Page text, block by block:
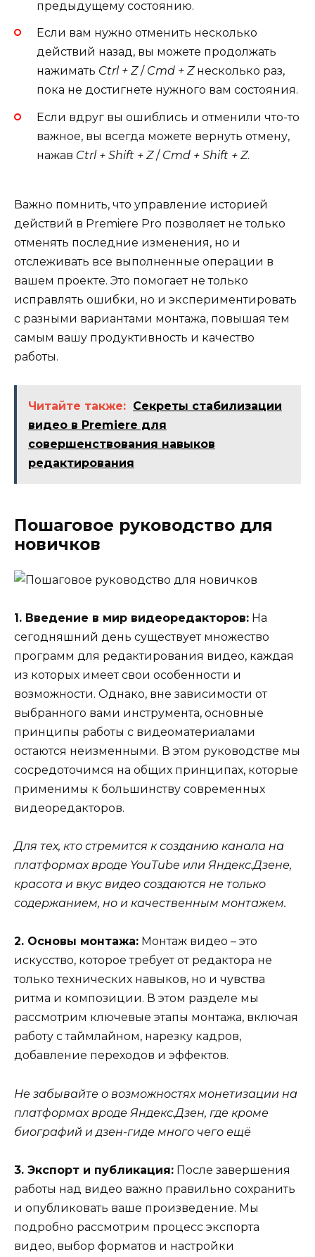
предыдущему состоянию.
Если вам нужно отменить несколько
действий назад, вы можете продолжать
нажимать Ctrl + Z/ Cmd + Zнесколько раз,
пока не достигнете нужного вам состояния.
Если вдруг вы ошиблись и отменили что-то
важное, вы всегда можете вернуть отмену,
нажав Ctrl + Shift + Z/ Cmd + Shift + Z.
Важно помнить, что управление историей
действий в Premiere Pro позволяет не только
отменять последние изменения, но и
отслеживать все выполненные операции в
вашем проекте. Это помогает не только
исправлять ошибки, но и экспериментировать
с разными вариантами монтажа, повышая тем
самым вашу продуктивность и качество
работы.
Читайте также: Секреты стабилизации
видео в Premiere для
совершенствования навыков
редактирования
Пошаговое руководство для
новичков
1. Введение в мир видеоредакторов: На
сегодняшний день существует множество
программ для редактирования видео, каждая
из которых имеет свои особенности и
возможности. Однако, вне зависимости от
выбранного вами инструмента, основные
принципы работы с видеоматериалами
остаются неизменными. В этом руководстве мы
сосредоточимся на общих принципах, которые
применимы к большинству современных
видеоредакторов.
Для тех, кто стремится к созданию канала на
платформах вроде YouTube или Яндекс.Дзене,
красота и вкус видео создаются не только
содержанием, но и качественным монтажем.
2. Основы монтажа: Монтаж видео – это
искусство, которое требует от редактора не
только технических навыков, но и чувства
ритма и композиции. В этом разделе мы
рассмотрим ключевые этапы монтажа, включая
работу с таймлайном, нарезку кадров,
добавление переходов и эффектов.
Не забывайте о возможностях монетизации на
платформах вроде Яндекс.Дзен, где кроме
биографий и дзен-гиде много чего ещё
3. Экспорт и публикация: После завершения
работы над видео важно правильно сохранить
и опубликовать ваше произведение. Мы
подробно рассмотрим процесс экспорта
видео, выбор форматов и настройки